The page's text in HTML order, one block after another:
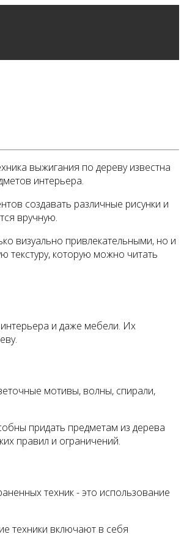
выжигания по дереву известна
интерьера.
создавать различные рисунки и
вручную.
визуально привлекательными, но и
текстуру, которую можно читать
и даже мебели. Их
мотивы, волны, спирали,
придать предметам из дерева
правил и ограничений.
техник - это использование
техники включают в себя